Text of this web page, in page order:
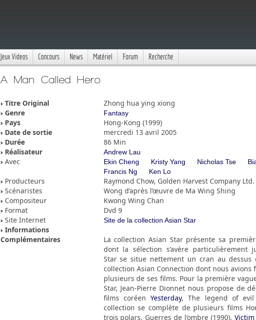
Jeux Videos Concours News Matériel Forum Recherche
A Man Called Hero
Titre Original
Zhong hua ying xiong
Genre
Fantasy
Pays
Hong-Kong (1999)
Date de sortie
mercredi 13 avril 2005
Durée
86 Min
Réalisateur
Andrew Lau
Avec Ekin Cheng Kristy Yang Nicholas Tse
Francis Ng
Ken Lo
Producteurs
Raymond Chow, Golden Harvest Company Ltd.
Scénaristes
Wong d’après l’œuvre de Ma Wing Shing
Compositeur
Kwong Wing Chan
Format
Dvd 9
Site Internet
Site de la collection Asian Star
Informations
Complémentaires
La collection Asian Star présente sa
dont la sélection s’avère particulièrement
Star se situe nettement un cran au dessus
collection Asian Connection dont nous
plusieurs de ses films. Pour la première
Star, Jean-Pierre Dionnet nous propose de
films coréenYesterday, The legend of evil
collection se complète de plusieurs films
trois polars, Guerres de l’ombre (1990), Victim